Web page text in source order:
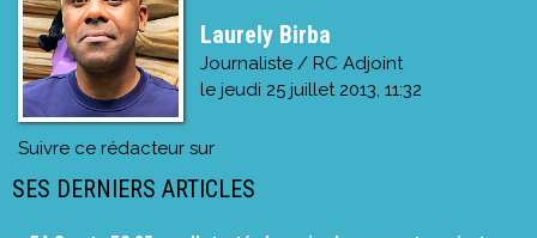
Laurely Birba
Journaliste / RC Adjoint
le jeudi 25 juillet 2013, 11:32
Suivre ce rédacteur sur
SES DERNIERS ARTICLES